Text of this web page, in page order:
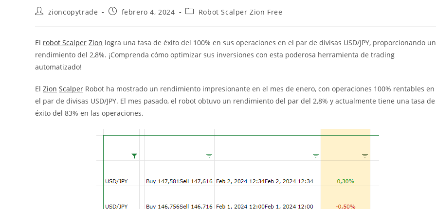
Autor
entrada:
zioncopytrade
Publicación
febrero 4, 2024
Categoría
entrada:
Robot Scalper Zion Free
El robot Scalper Zion logra una tasa de éxito del 100% en sus operaciones en el par de divisas USD/JPY, proporcionando un
rendimiento del 2,8%. ¡Comprenda cómo optimizar sus inversiones con esta poderosa herramienta de trading
automatizado!
El Zion Scalper Robot ha mostrado un rendimiento impresionante en el mes de enero, con operaciones 100% rentables en
el par de divisas USD/JPY. El mes pasado, el robot obtuvo un rendimiento del par del 2,8% y actualmente tiene una tasa de
éxito del 83% en las operaciones.